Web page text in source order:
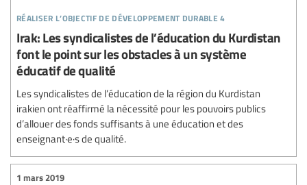
réaliser l’objectif de développement durable 4
Irak: Les syndicalistes de l’éducation du Kurdistan
font le point sur les obstacles à un système
éducatif de qualité
Les syndicalistes de l’éducation de la région du Kurdistan
irakien ont réaffirmé la nécessité pour les pouvoirs publics
d’allouer des fonds suffisants à une éducation et des
enseignant·e·s de qualité.
1 mars 2019